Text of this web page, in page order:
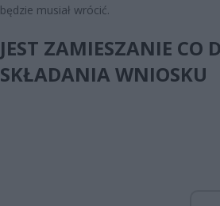
będzie musiał wrócić.
JEST ZAMIESZANIE CO
SKŁADANIA WNIOSKU